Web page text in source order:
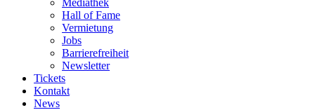
Mediathek
Hall of Fame
Vermietung
Jobs
Barrierefreiheit
Newsletter
Tickets
Kontakt
News